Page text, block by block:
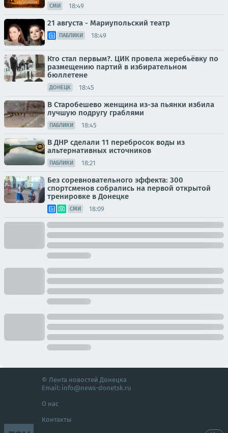
СМИ 18:49
21 августа - Мариупольский театр
ПАБЛИКИ 18:49
Кто стал первым?. ЦИК провела жеребьёвку по
размещению партий в избирательном
бюллетене
ДОНЕЦК 18:45
В Старобешево женщина из-за пьянки избила
лучшую подругу граблями
ПАБЛИКИ 18:45
В ДНР сделали 11 перебросок воды из
альтернативных источников
ПАБЛИКИ 18:21
Без соревновательного эффекта: 300
спортсменов собрались на первой открытой
тренировке в Донецке
СМИ 18:09
© Лента новостей Донецка
Email: info@news-donetsk.ru
О нас
Контакты